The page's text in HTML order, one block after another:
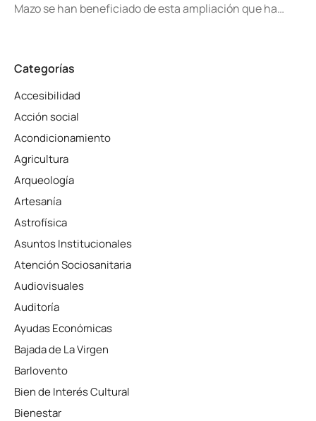
Mazo se han beneficiado de esta ampliación que ha…
Categorías
Accesibilidad
Acción social
Acondicionamiento
Agricultura
Arqueología
Artesanía
Astrofísica
Asuntos Institucionales
Atención Sociosanitaria
Audiovisuales
Auditoría
Ayudas Económicas
Bajada de La Virgen
Barlovento
Bien de Interés Cultural
Bienestar